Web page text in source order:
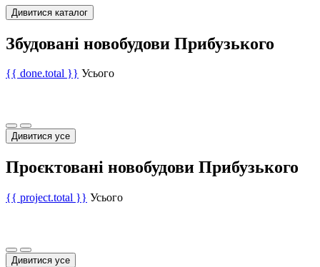
Дивитися каталог
Збудовані новобудови Прибузького
{{ done.total }} Усього
Дивитися усе
Проєктовані новобудови Прибузького
{{ project.total }} Усього
Дивитися усе